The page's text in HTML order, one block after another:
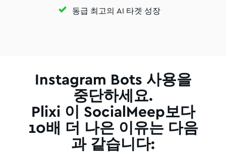
동급 최고의 AI 타겟 성장
Instagram Bots 사용을
중단하세요.
Plixi 이 SocialMeep보다
10배 더 나은 이유는 다음
과 같습니다: